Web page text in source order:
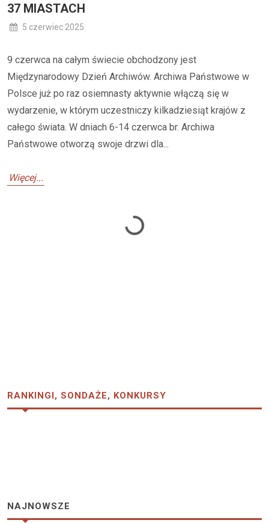
37 MIASTACH
5 czerwiec 2025
9 czerwca na całym świecie obchodzony jest
Międzynarodowy Dzień Archiwów. Archiwa Państwowe w
Polsce już po raz osiemnasty aktywnie włączą się w
wydarzenie, w którym uczestniczy kilkadziesiąt krajów z
całego świata. W dniach 6-14 czerwca br. Archiwa
Państwowe otworzą swoje drzwi dla...
Więcej...
Loading...
RANKINGI, SONDAŻE, KONKURSY
NAJNOWSZE